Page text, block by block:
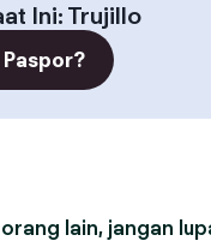
Ini: Trujillo
lain, jangan